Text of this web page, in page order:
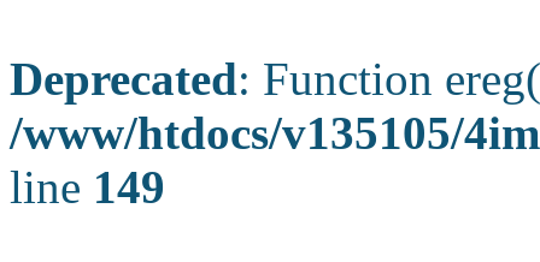
Deprecated: Function
/www/htdocs/v135105/
line 149